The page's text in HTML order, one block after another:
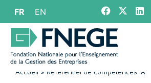
FR EN
Accueil » Référentiel de compétences IA